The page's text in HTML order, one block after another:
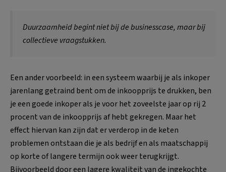
Duurzaamheid begint niet bij de businesscase, maar bij
collectieve vraagstukken.
Een ander voorbeeld: in een systeem waarbij je als inkoper
jarenlang getraind bent om de inkoopprijs te drukken, ben
je een goede inkoper als je voor het zoveelste jaar op rij 2
procent van de inkoopprijs af hebt gekregen. Maar het
effect hiervan kan zijn dat er verderop in de keten
problemen ontstaan die je als bedrijf en als maatschappij
op korte of langere termijn ook weer terugkrijgt.
Bijvoorbeeld door een lagere kwaliteit van de ingekochte